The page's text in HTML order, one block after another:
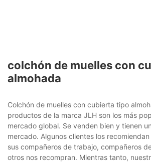
colchón de muelles con
almohada
Colchón de muelles con cubierta tipo
productos de la marca JLH son los más
mercado global. Se venden bien y tienen
mercado. Algunos clientes los
sus compañeros de trabajo, compañeros
otros nos recompran. Mientras tanto,